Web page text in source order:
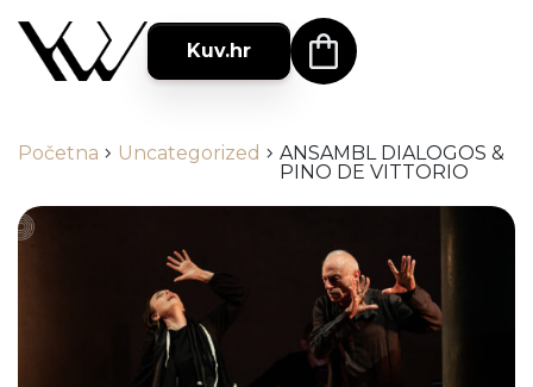
Kuv.hr
Početna chevron_right Uncategorized chevron_right ANSAMBL DIALOGOS &
PINO DE VITTORIO